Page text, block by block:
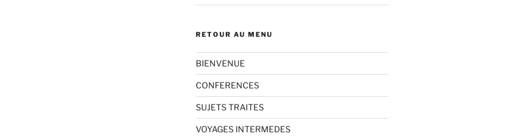
RETOUR AU MENU
BIENVENUE
CONFERENCES
SUJETS TRAITES
VOYAGES INTERMEDES